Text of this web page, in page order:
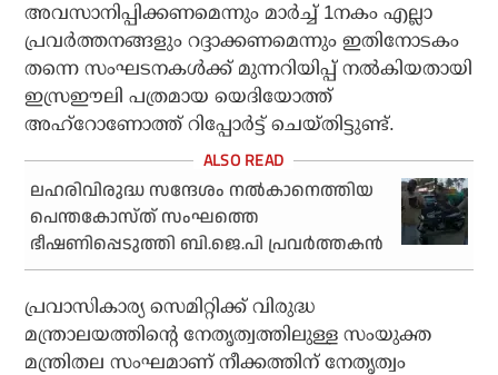
അവസാനിപ്പിക്കണമെന്നും മാര്‍ച്ച് 1നകം എല്ലാ
പ്രവര്‍ത്തനങ്ങളും റദ്ദാക്കണമെന്നും ഇതിനോടകം
തന്നെ സംഘടനകള്‍ക്ക് മുന്നറിയിപ്പ് നല്‍കിയതായി
ഇസ്രഈലി പത്രമായ യെദിയോത്ത്
അഹ്‌റോണോത്ത് റിപ്പോര്‍ട്ട് ചെയ്തിട്ടുണ്ട്.
ലഹരിവിരുദ്ധ സന്ദേശം നൽകാനെത്തിയ
പെന്തകോസ്ത് സംഘത്തെ
ഭീഷണിപ്പെടുത്തി ബി.ജെ.പി പ്രവർത്തകൻ
പ്രവാസികാര്യ സെമിറ്റിക്ക് വിരുദ്ധ
മന്ത്രാലയത്തിന്റെ നേതൃത്വത്തിലുള്ള സംയുക്ത
മന്ത്രിതല സംഘമാണ് നീക്കത്തിന് നേതൃത്വം